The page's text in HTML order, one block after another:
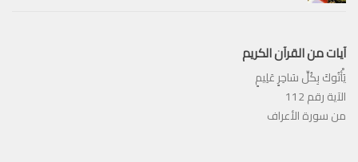
آيات من القرآن الكريم
يَأْتُوكَ بِكُلِّ سَاحِرٍ عَلِيمٍ
الآية رقم 112
من سورة الأعراف